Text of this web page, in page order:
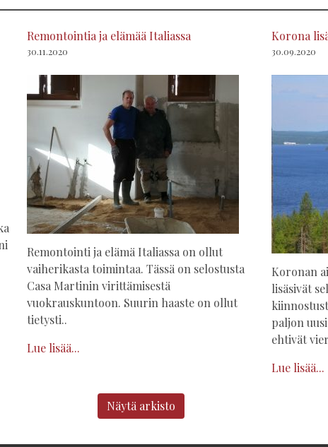
Remontointia ja elämää Italiassa
30.11.2020
Remontointi ja elämä Italiassa on ollut
vaiherikasta toimintaa. Tässä on selostusta
Casa Martinin virittämisestä
vuokrauskuntoon. Suurin haaste on ollut
tietysti..
Lue lisää...
Korona
30.09.2020
Koronan
lisäsivät
paljon
ehtivät
Lue lisää...
Näytä arkisto